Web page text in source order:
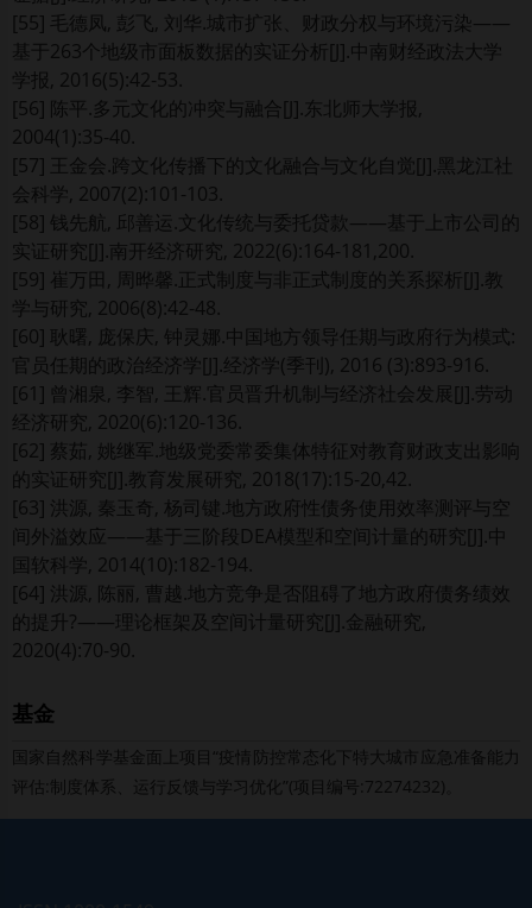
[55] 毛德凤, 彭飞, 刘华.城市扩张、财政分权与环境污染——
基于263个地级市面板数据的实证分析[J].中南财经政法大学
学报, 2016(5):42-53.
[56] 陈平.多元文化的冲突与融合[J].东北师大学报,
2004(1):35-40.
[57] 王金会.跨文化传播下的文化融合与文化自觉[J].黑龙江社
会科学, 2007(2):101-103.
[58] 钱先航, 邱善运.文化传统与委托贷款——基于上市公司的
实证研究[J].南开经济研究, 2022(6):164-181,200.
[59] 崔万田, 周晔馨.正式制度与非正式制度的关系探析[J].教
学与研究, 2006(8):42-48.
[60] 耿曙, 庞保庆, 钟灵娜.中国地方领导任期与政府行为模式:
官员任期的政治经济学[J].经济学(季刊), 2016 (3):893-916.
[61] 曾湘泉, 李智, 王辉.官员晋升机制与经济社会发展[J].劳动
经济研究, 2020(6):120-136.
[62] 蔡茹, 姚继军.地级党委常委集体特征对教育财政支出影响
的实证研究[J].教育发展研究, 2018(17):15-20,42.
[63] 洪源, 秦玉奇, 杨司键.地方政府性债务使用效率测评与空
间外溢效应——基于三阶段DEA模型和空间计量的研究[J].中
国软科学, 2014(10):182-194.
[64] 洪源, 陈丽, 曹越.地方竞争是否阻碍了地方政府债务绩效
的提升?——理论框架及空间计量研究[J].金融研究,
2020(4):70-90.
基金
国家自然科学基金面上项目“疫情防控常态化下特大城市应急准备能力
评估:制度体系、运行反馈与学习优化”(项目编号:72274232)。